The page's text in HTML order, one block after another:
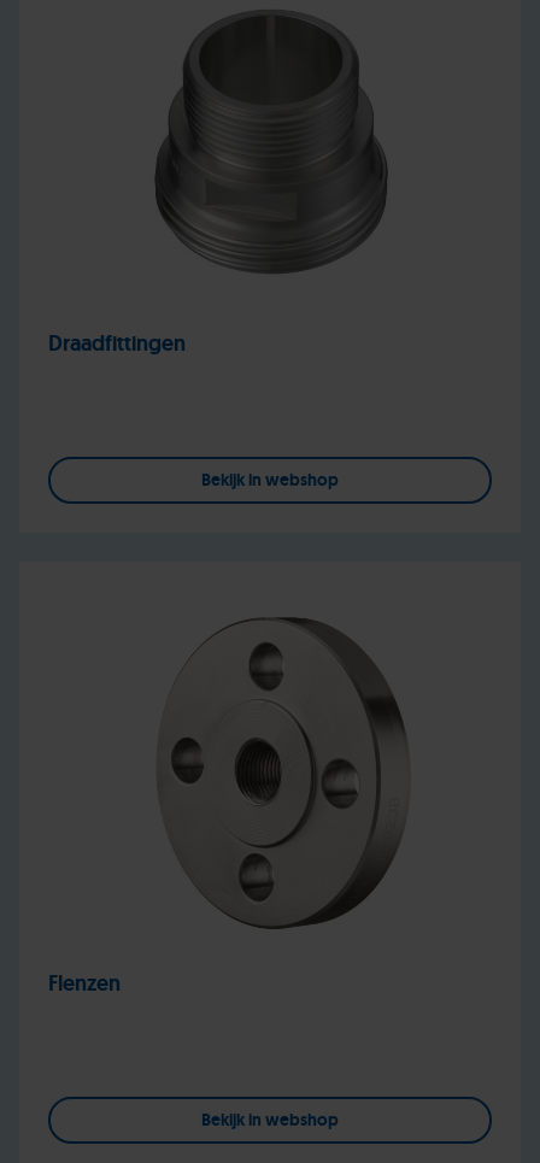
Draadfittingen
Bekijk in webshop
Flenzen
Bekijk in webshop